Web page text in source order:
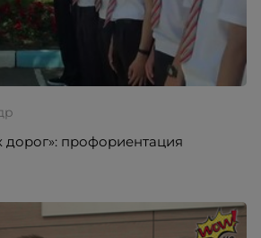
дорог»: профориентация